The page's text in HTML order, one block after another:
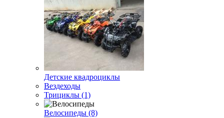
Детские квадроциклы
Вездеходы
Трициклы (1)
Велосипеды (8)